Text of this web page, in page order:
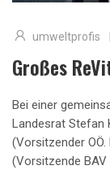
umweltprofis |
Großes
Bei einer
Landesrat Stefan
(Vorsitzender
(Vorsitzende